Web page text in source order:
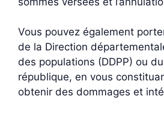
Vous pouvez également
de la Direction
des populations (DDPP) ou
république, en vous
obtenir des dommages et